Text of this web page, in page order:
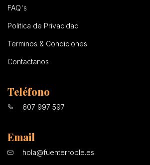
FAQ's
Politica de Privacidad
Terminos & Condiciones
Contactanos
Teléfono
607 997 597
Email
hola@fuenterroble.es